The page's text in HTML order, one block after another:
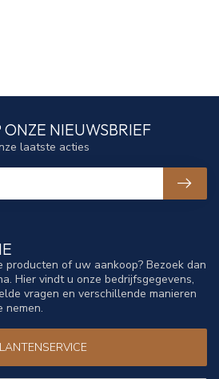
of uw aankoop? Bezoek dan
Hier vindt u onze bedrijfsgegevens,
vragen en verschillende manieren
nemen.
NIEUWSBRIEF
laatste acties